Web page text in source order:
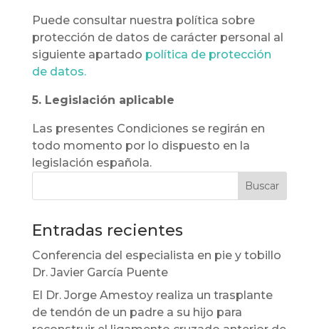
Puede consultar nuestra política sobre
protección de datos de carácter personal al
siguiente apartado política de protección
de datos.
5. Legislación aplicable
Las presentes Condiciones se regirán en
todo momento por lo dispuesto en la
legislación española.
Entradas recientes
Conferencia del especialista en pie y tobillo
Dr. Javier García Puente
El Dr. Jorge Amestoy realiza un trasplante
de tendón de un padre a su hijo para